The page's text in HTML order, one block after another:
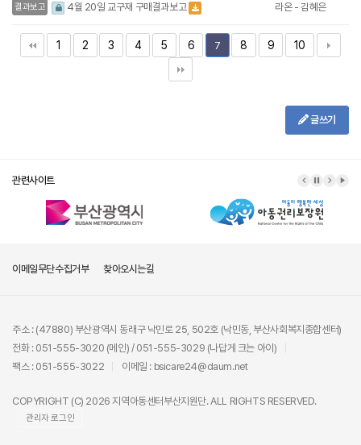
결과보고 4월 20일 교구재 구매결과보고 라온 - 김혜은
1 2 3 4 5 6 7 8 9 10
글쓰기
관련사이트
이메일무단수집거부 찾아오시는길
주소 : (47880) 부산광역시 동래구 낙민로 25, 502호 (낙민동, 부산사회복지종합센터)
전화 : 051-555-3020 (메인) / 051-555-3029 (나답게 크는 아이)
팩스 : 051-555-3022
이메일 : bsicare24@daum.net
COPYRIGHT (C) 2026 지역아동센터부산지원단. ALL RIGHTS RESERVED.
관리자 로그인